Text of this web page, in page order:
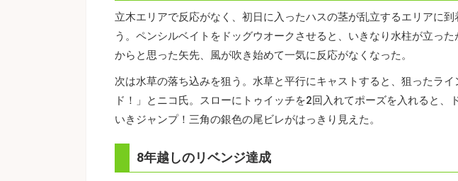
立木エリアで反応がなく、初日に入ったハスの茎が乱立するエリアに
う。ペンシルベイトをドッグウオークさせると、いきなり水柱が立っ
からと思った矢先、風が吹き始めて一気に反応がなくなった。
次は水草の落ち込みを狙う。水草と平行にキャストすると、狙ったラ
ド！」とニコ氏。スローにトゥイッチを2回入れてポーズを入れると、
いきジャンプ！三角の銀色の尾ビレがはっきり見えた。
8年越しのリベンジ達成